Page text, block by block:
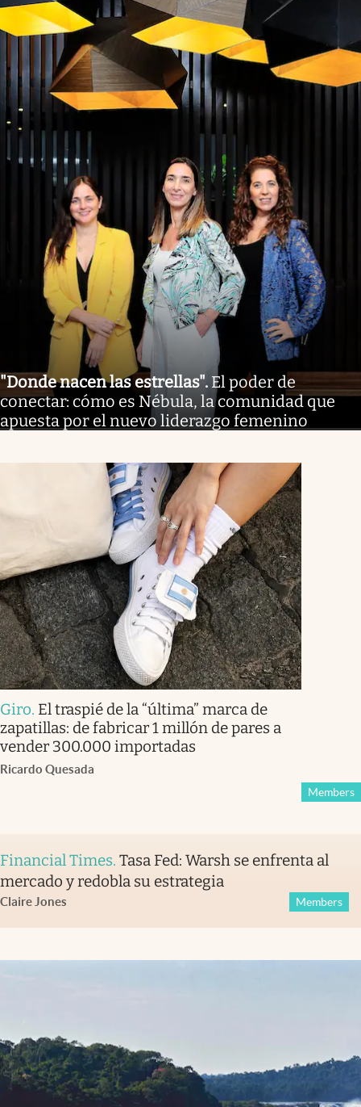
"Donde nacen las estrellas". El poder de
conectar: cómo es Nébula, la comunidad que
apuesta por el nuevo liderazgo femenino
Giro. El traspié de la “última” marca de
zapatillas: de fabricar 1 millón de pares a
vender 300.000 importadas
Ricardo Quesada
Members
Financial Times. Tasa Fed: Warsh se enfrenta al
mercado y redobla su estrategia
Claire Jones Members